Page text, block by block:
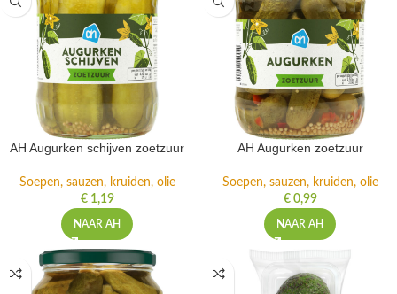
AH Augurken schijven zoetzuur
Soepen, sauzen, kruiden, olie
€1,19
NAAR AH
AH Augurken zoetzuur
Soepen, sauzen, kruiden, olie
€0,99
NAAR AH